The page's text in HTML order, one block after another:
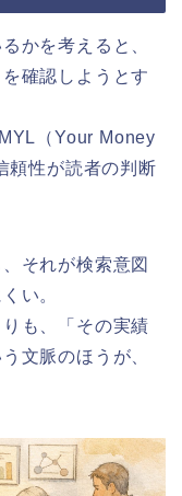
かを考えると、
確認しようとす
（Your Money
頼性が読者の判断
それが検索意図
い。
も、「その実績
文脈のほうが、